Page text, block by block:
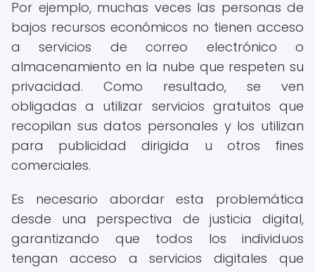
Por ejemplo, muchas veces las personas de
bajos recursos económicos no tienen acceso
a servicios de correo electrónico o
almacenamiento en la nube que respeten su
privacidad. Como resultado, se ven
obligadas a utilizar servicios gratuitos que
recopilan sus datos personales y los utilizan
para publicidad dirigida u otros fines
comerciales.
Es necesario abordar esta problemática
desde una perspectiva de justicia digital,
garantizando que todos los individuos
tengan acceso a servicios digitales que